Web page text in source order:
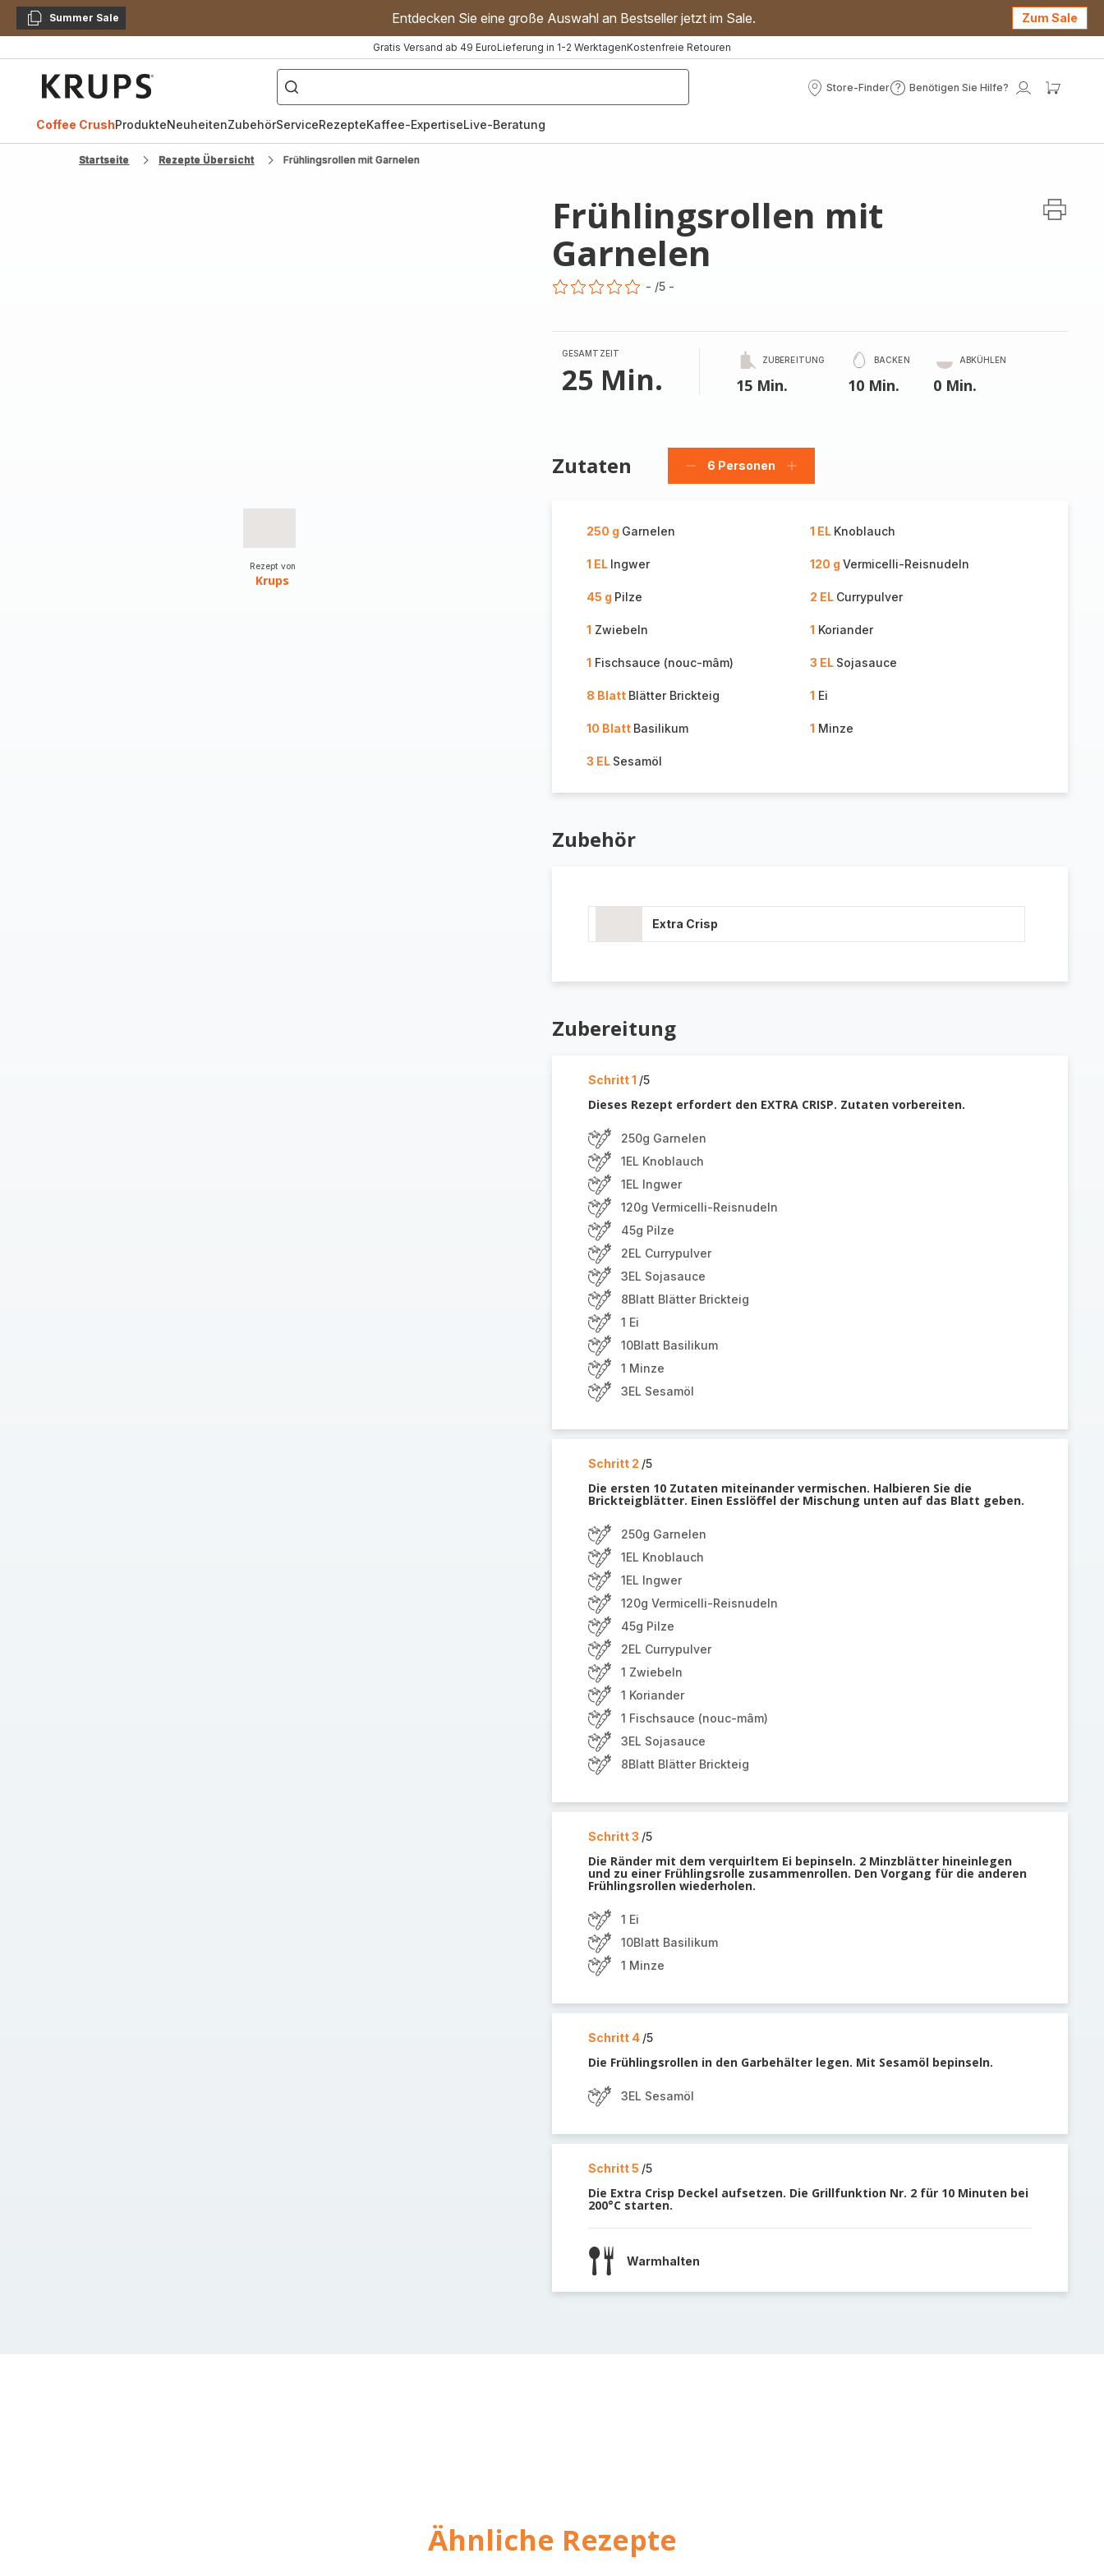
KopierenSummer Sale Entdecken Sie eine große Auswahl an Bestseller jetzt im Sale. Zum Sale
Gratis Versand ab 49 EuroLieferung in 1-2 WerktagenKostenfreie Retouren
["Kaffeevollautomat","Handmixer","Waffeleisen"]
Store-Finder
Store-
Benötigen Sie Hilfe?
Benötigen
Mein
Coffee CrushProdukteNeuheitenZubehörServiceRezepteKaffee-ExpertiseLive-Beratung
Startseite Rezepte Übersicht Frühlingsrollen mit Garnelen
Rezept von
Krups
Frühlingsrollen mit
Garnelen
- /5 -
GESAMTZEIT
25 Min.
ZUBEREITUNG
15 Min.
BACKEN
10 Min.
ABKÜHLEN
0 Min.
Zutaten
Personen
6 Personen
Personen
250 g Garnelen 1 EL Knoblauch
1 EL Ingwer 120 g Vermicelli-Reisnudeln
45 g Pilze 2 EL Currypulver
1 Zwiebeln 1 Koriander
1 Fischsauce (nouc-mâm) 3 EL Sojasauce
8 Blatt Blätter Brickteig 1 Ei
10 Blatt Basilikum 1 Minze
3 EL Sesamöl
Zubehör
Extra Crisp
Zubereitung
Schritt 1 /5
Dieses Rezept erfordert den EXTRA CRISP. Zutaten vorbereiten.
250g Garnelen
1EL Knoblauch
1EL Ingwer
120g Vermicelli-Reisnudeln
45g Pilze
2EL Currypulver
3EL Sojasauce
8Blatt Blätter Brickteig
1 Ei
10Blatt Basilikum
1 Minze
3EL Sesamöl
Schritt 2 /5
Die ersten 10 Zutaten miteinander vermischen. Halbieren Sie die
Brickteigblätter. Einen Esslöffel der Mischung unten auf das Blatt geben.
250g Garnelen
1EL Knoblauch
1EL Ingwer
120g Vermicelli-Reisnudeln
45g Pilze
2EL Currypulver
1 Zwiebeln
1 Koriander
1 Fischsauce (nouc-mâm)
3EL Sojasauce
8Blatt Blätter Brickteig
Schritt 3 /5
Die Ränder mit dem verquirltem Ei bepinseln. 2 Minzblätter hineinlegen
und zu einer Frühlingsrolle zusammenrollen. Den Vorgang für die anderen
Frühlingsrollen wiederholen.
1 Ei
10Blatt Basilikum
1 Minze
Schritt 4 /5
Die Frühlingsrollen in den Garbehälter legen. Mit Sesamöl bepinseln.
3EL Sesamöl
Schritt 5 /5
Die Extra Crisp Deckel aufsetzen. Die Grillfunktion Nr. 2 für 10 Minuten bei
200°C starten.
Warmhalten
Ähnliche Rezepte